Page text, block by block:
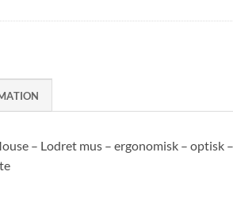
– Lodret mus – ergonomisk – optisk